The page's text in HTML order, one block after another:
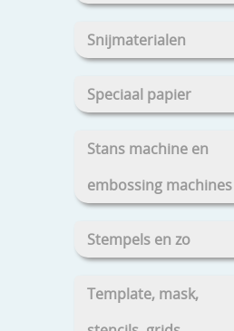
Snijmaterialen
Speciaal papier
Stans machine en
embossing machines
Stempels en zo
Template, mask,